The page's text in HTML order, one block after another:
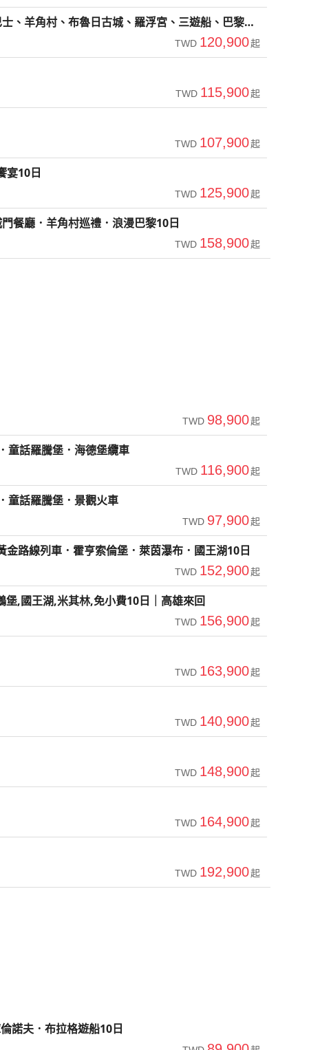
、羊角村、布魯日古城、羅浮宮、三遊船、巴黎市
TWD 120,900起
TWD 115,900起
TWD 107,900起
宴10日
TWD 125,900起
餐廳．羊角村巡禮．浪漫巴黎10日
TWD 158,900起
TWD 98,900起
童話羅騰堡．海德堡纜車
TWD 116,900起
童話羅騰堡．景觀火車
TWD 97,900起
路線列車．霍亨索倫堡．萊茵瀑布．國王湖10日
TWD 152,900起
,國王湖,米其林,免小費10日｜高雄來回
TWD 156,900起
TWD 163,900起
TWD 140,900起
TWD 148,900起
TWD 164,900起
TWD 192,900起
諾夫．布拉格遊船10日